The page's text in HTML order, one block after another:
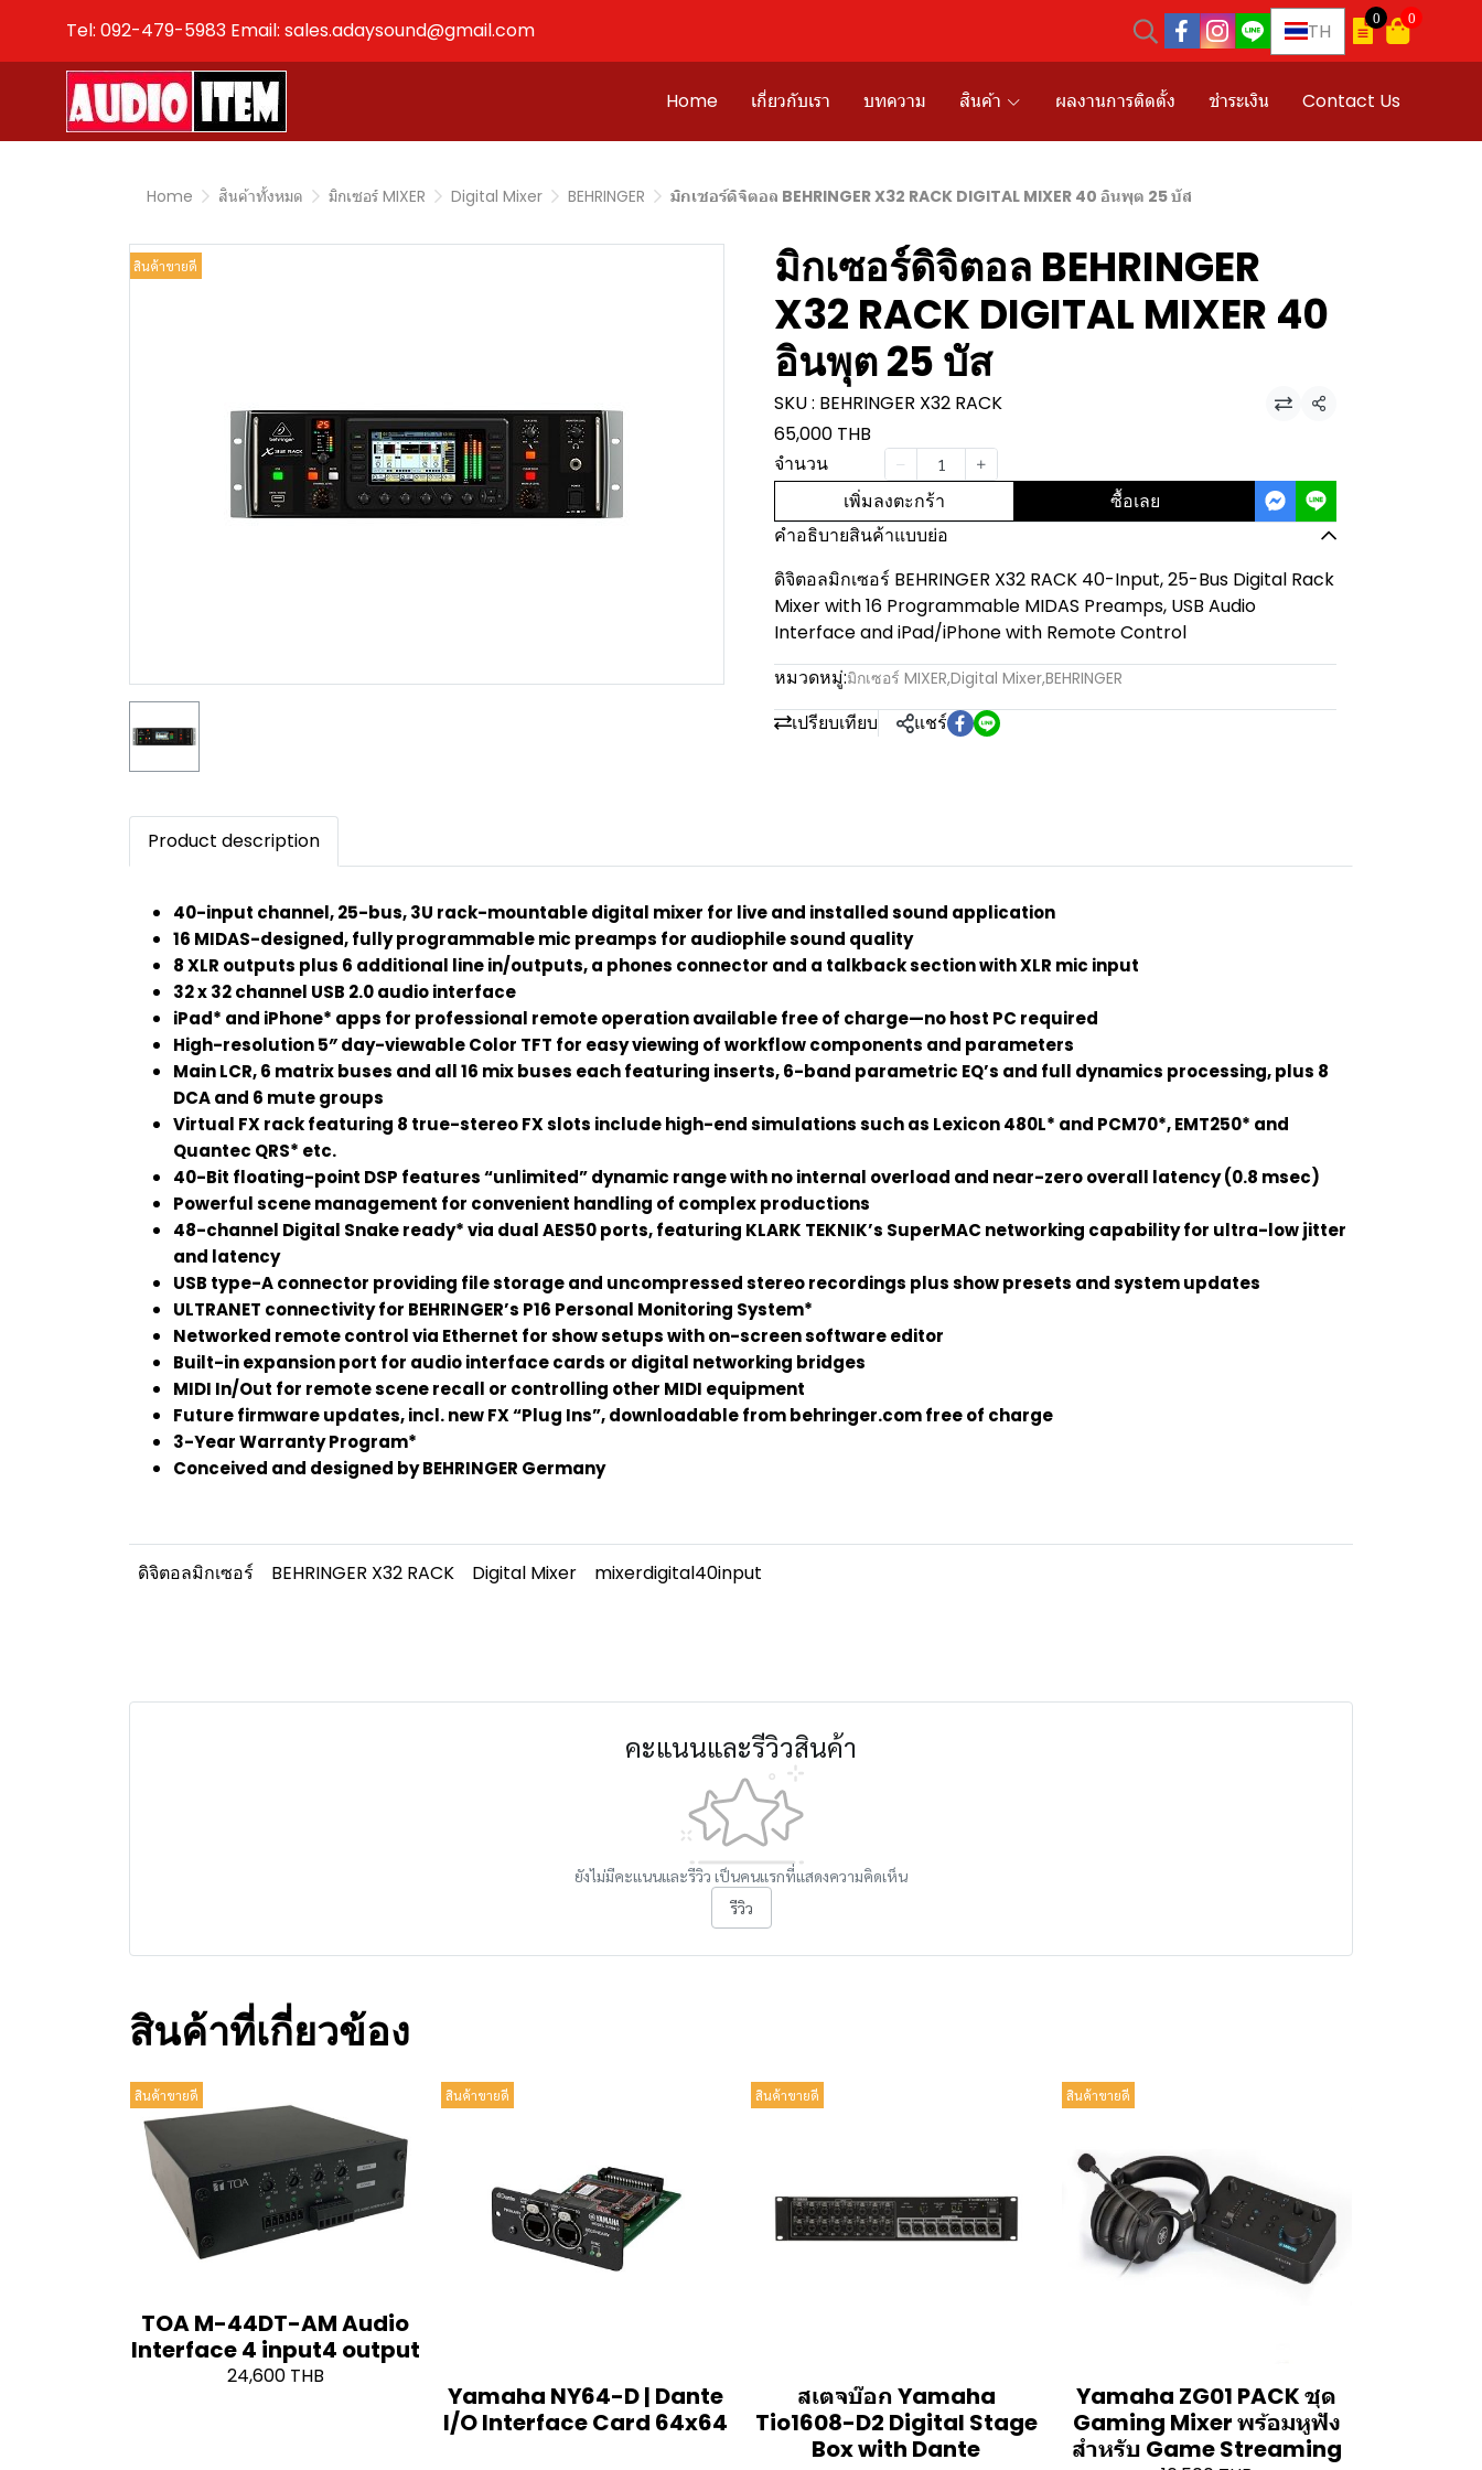
Tel: 092-479-5983 Email: sales.adaysound@gmail.com TH
0 0
Home เกี่ยวกับเรา บทความ สินค้า ผลงานการติดตั้ง ชำระเงิน Contact Us
Home สินค้าทั้งหมด มิกเซอร์ MIXER Digital Mixer BEHRINGER มิกเซอร์ดิจิตอล BEHRINGER X32 RACK DIGITAL MIXER 40 อินพุต 25 บัส
สินค้าขายดี
มิกเซอร์ดิจิตอล BEHRINGER
X32 RACK DIGITAL MIXER 40
อินพุต 25 บัส
SKU : BEHRINGER X32 RACK แชร์
65,000 THB
จำนวน
เพิ่มลงตะกร้า ซื้อเลย
คำอธิบายสินค้าแบบย่อ
ดิจิตอลมิกเซอร์ BEHRINGER X32 RACK 40-Input, 25-Bus Digital Rack
Mixer with 16 Programmable MIDAS Preamps, USB Audio
Interface and iPad/iPhone with Remote Control
หมวดหมู่:มิกเซอร์ MIXER,Digital Mixer,BEHRINGER
เปรียบเทียบ แชร์
Product description
40-input channel, 25-bus, 3U rack-mountable digital mixer for live and installed sound application
16 MIDAS-designed, fully programmable mic preamps for audiophile sound quality
8 XLR outputs plus 6 additional line in/outputs, a phones connector and a talkback section with XLR mic input
32 x 32 channel USB 2.0 audio interface
iPad* and iPhone* apps for professional remote operation available free of charge—no host PC required
High-resolution 5″ day-viewable Color TFT for easy viewing of workflow components and parameters
Main LCR, 6 matrix buses and all 16 mix buses each featuring inserts, 6-band parametric EQ’s and full dynamics processing, plus 8
DCA and 6 mute groups
Virtual FX rack featuring 8 true-stereo FX slots include high-end simulations such as Lexicon 480L* and PCM70*, EMT250* and
Quantec QRS* etc.
40-Bit floating-point DSP features “unlimited” dynamic range with no internal overload and near-zero overall latency (0.8 msec)
Powerful scene management for convenient handling of complex productions
48-channel Digital Snake ready* via dual AES50 ports, featuring KLARK TEKNIK’s SuperMAC networking capability for ultra-low jitter
and latency
USB type-A connector providing file storage and uncompressed stereo recordings plus show presets and system updates
ULTRANET connectivity for BEHRINGER’s P16 Personal Monitoring System*
Networked remote control via Ethernet for show setups with on-screen software editor
Built-in expansion port for audio interface cards or digital networking bridges
MIDI In/Out for remote scene recall or controlling other MIDI equipment
Future firmware updates, incl. new FX “Plug Ins”, downloadable from behringer.com free of charge
3-Year Warranty Program*
Conceived and designed by BEHRINGER Germany
ดิจิตอลมิกเซอร์ BEHRINGER X32 RACK Digital Mixer mixerdigital40input
คะแนนและรีวิวสินค้า
ยังไม่มีคะแนนและรีวิว เป็นคนแรกที่แสดงความคิดเห็น
รีวิว
สินค้าที่เกี่ยวข้อง
สินค้าขายดี
TOA M-44DT-AM Audio
Interface 4 input4 output
24,600 THB
สินค้าขายดี
Yamaha NY64-D | Dante
I/O Interface Card 64x64
สินค้าขายดี
สเตจบ๊อก Yamaha
Tio1608-D2 Digital Stage
Box with Dante
สินค้าขายดี
Yamaha ZG01 PACK ชุด
Gaming Mixer พร้อมหูฟัง
สำหรับ Game Streaming